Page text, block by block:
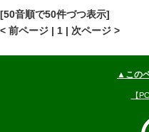
[50音順で50件づつ表示]
< 前ページ | 1 | 次ページ >
▲この
【